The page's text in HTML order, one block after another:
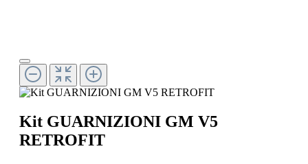
Kit GUARNIZIONI GM V5
RETROFIT